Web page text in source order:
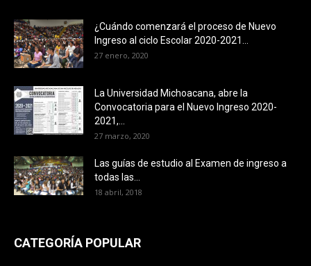
¿Cuándo comenzará el proceso de Nuevo
Ingreso al ciclo Escolar 2020-2021...
27 enero, 2020
La Universidad Michoacana, abre la
Convocatoria para el Nuevo Ingreso 2020-
2021,...
27 marzo, 2020
Las guías de estudio al Examen de ingreso a
todas las...
18 abril, 2018
CATEGORÍA POPULAR